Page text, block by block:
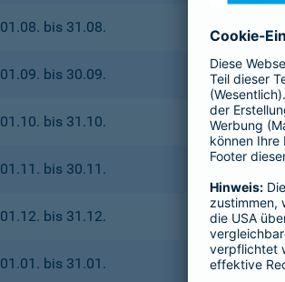
01.08. bis 31.08.
01.09. bis 30.09.
01.10. bis 31.10.
01.11. bis 30.11.
01.12. bis 31.12.
01.01. bis 31.01.